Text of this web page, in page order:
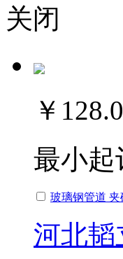
关闭
￥
最小起
玻璃钢管道
河北韬